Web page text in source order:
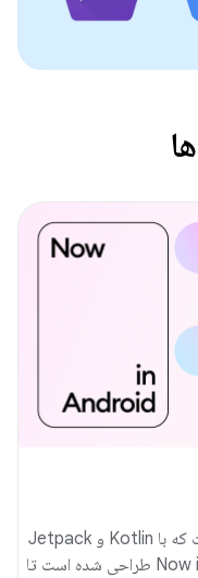
Now in Android یک برنامه اندرویدی است که با Kotlin و Jetpack
Compose ساخته شده است. Now in Android طراحی شده است تا